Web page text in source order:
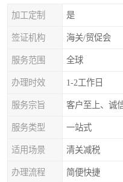
加工定制 是
签证机构 海关/贸促会
服务范围 全球
办理时效 1-2工作日
服务宗旨 客户至上、诚
服务类型 一站式
适用场景 清关减税
办理流程 简便快捷